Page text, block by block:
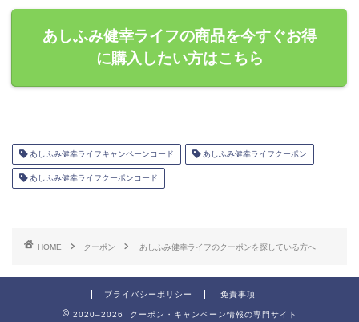
あしふみ健幸ライフの商品を今すぐお得
に購入したい方はこちら
あしふみ健幸ライフキャンペーンコード あしふみ健幸ライフクーポン
あしふみ健幸ライフクーポンコード
HOME クーポン あしふみ健幸ライフのクーポンを探している方へ
プライバシーポリシー 免責事項
2020–2026 クーポン・キャンペーン情報の専門サイト